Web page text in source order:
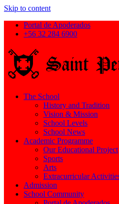
Skip to content
Portal de Apoderados
+56 32 284 6900
The School
History and Tradition
Vision & Mission
School Levels
School News
Academic Programme
Our Educational Project
Sports
Arts
Extracurricular
Admission
School Community